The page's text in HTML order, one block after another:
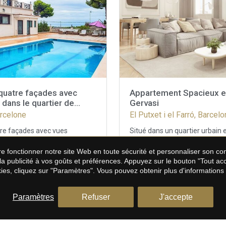
façades avec
le quartier de
façades avec vues
très spacieux, entourée
et d'un espace
offre tout le
un hall d'entrée spacieux
un salon confortable avec
un accès à une zone de
vues sur les jardins avant
équipée avec un
m²
Appartement Spacieux
Gervasi
El Putxet i el Farró,
Situé dans un quartier urbain
lumière naturelle. Avec un
épuré, vous pouvez profiter
vous détendre dans un
et agréable. Cet
de matériaux contemporains
est accordée aux moindres
optimisation de l'agencement
ouverte sur un espace de
2 164 m²
fonctionner notre site Web en toute sécurité et personnaliser son
publicité à vos goûts et préférences. Appuyez sur le bouton "Tout
cliquez sur "Paramètres". Vous pouvez obtenir plus
Paramètres Refuser J'accepte